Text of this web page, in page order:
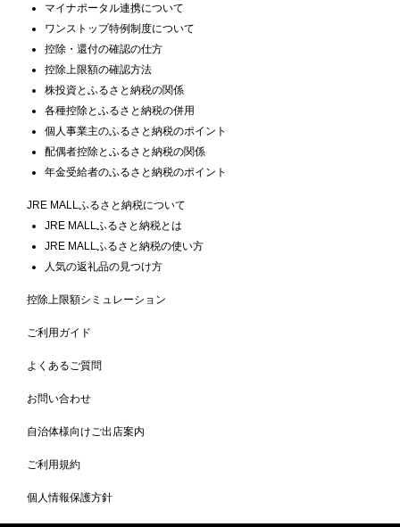
マイナポータル連携について
ワンストップ特例制度について
控除・還付の確認の仕方
控除上限額の確認方法
株投資とふるさと納税の関係
各種控除とふるさと納税の併用
個人事業主のふるさと納税のポイント
配偶者控除とふるさと納税の関係
年金受給者のふるさと納税のポイント
JRE MALLふるさと納税について
JRE MALLふるさと納税とは
JRE MALLふるさと納税の使い方
人気の返礼品の見つけ方
控除上限額シミュレーション
ご利用ガイド
よくあるご質問
お問い合わせ
自治体様向けご出店案内
ご利用規約
個人情報保護方針